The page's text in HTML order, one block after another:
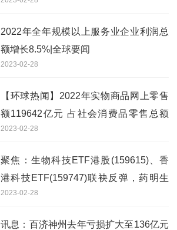
2022年全年规模以上服务业企业利润总
额增长8.5%|全球要闻
2023-02-28
【环球热闻】2022年实物商品网上零售
额119642亿元 占社会消费品零售总额
27.2%
2023-02-28
聚焦：生物科技ETF港股(159615)、香
港科技ETF(159747)联袂反弹，药明生
物一度涨超2.8%
2023-02-28
讯息：百济神州去年亏损扩大至136亿元